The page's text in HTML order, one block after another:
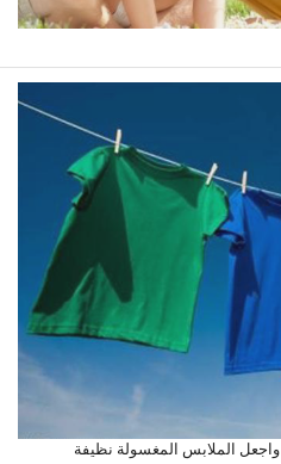
الملابس المغسولة نظيفة